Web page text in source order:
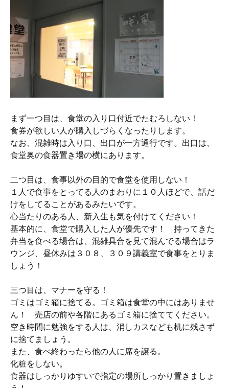
まず一つ目は、食堂の入り口付近でたむろしない！
食券が欲しい人が購入しづらくなったりします。
なお、混雑時は入り口、出口が一方通行です。出口は、
食堂奥の食器置き場の横にあります。
二つ目は、食事以外の目的で食堂を使用しない！
１人で食事をとってる人のまわりに１０人ほどで、話だ
けをしてることがあるみたいです。
心当たりのある人、新入生も気を付けてください！
基本的に、食堂で購入した人が優先です！ 持ってきた
弁当を食べる場合は、混雑具合を見て混んでる場合はラ
ウンジ、昼休みは３０８、３０９講義室で食事をとりま
しょう！
三つ目は、マナーを守る！
ゴミはゴミ箱に捨てる。ゴミ箱は食堂の中にはありませ
ん！ 売店の前や各階にあるゴミ箱に捨ててください。
空き時間に勉強をする人は、消しカスなども机に残さず
に捨てましょう。
また、食べ終わったら他の人に席を譲る。
化粧をしない。
食器はしっかりゆすいで指定の場所しっかり置きましょ